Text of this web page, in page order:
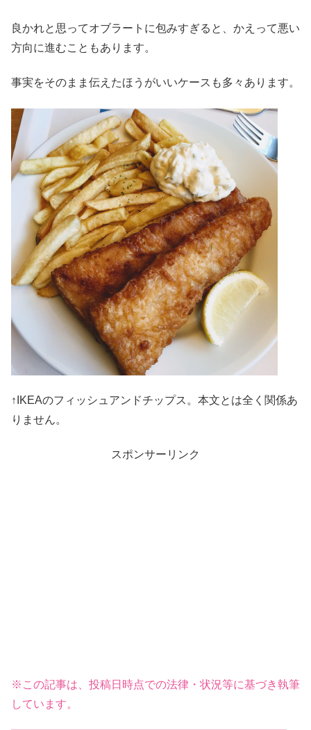
良かれと思ってオブラートに包みすぎると、かえって悪い
方向に進むこともあります。
事実をそのまま伝えたほうがいいケースも多々あります。
↑IKEAのフィッシュアンドチップス。本文とは全く関係あ
りません。
スポンサーリンク
※この記事は、投稿日時点での法律・状況等に基づき執筆
しています。